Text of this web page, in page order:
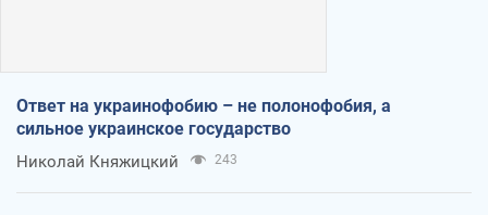
Ответ на украинофобию – не полонофобия, а
сильное украинское государство
Николай Княжицкий 243